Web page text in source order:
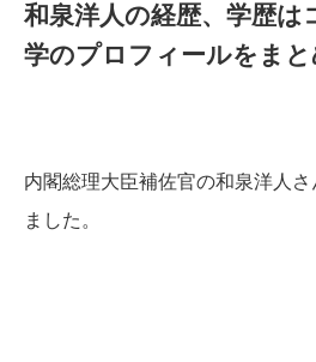
和泉洋人の経歴、学歴は
学のプロフィールをま
内閣総理大臣補佐官の和泉洋人
ました。